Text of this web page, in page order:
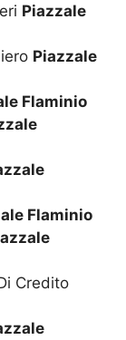
Piazzale
Piazzale
Flaminio
Flaminio
Credito